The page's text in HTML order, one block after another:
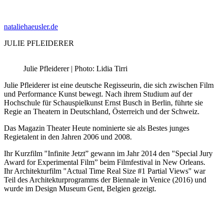
nataliehaeusler.de
JULIE PFLEIDERER
Julie Pfleiderer | Photo: Lidia Tirri
Julie Pfleiderer ist eine deutsche Regisseurin, die sich zwischen Film
und Performance Kunst bewegt. Nach ihrem Studium auf der
Hochschule für Schauspielkunst Ernst Busch in Berlin, führte sie
Regie an Theatern in Deutschland, Österreich und der Schweiz.
Das Magazin Theater Heute nominierte sie als Bestes junges
Regietalent in den Jahren 2006 und 2008.
Ihr Kurzfilm "Infinite Jetzt” gewann im Jahr 2014 den "Special Jury
Award for Experimental Film” beim Filmfestival in New Orleans.
Ihr Architekturfilm "Actual Time Real Size #1 Partial Views" war
Teil des Architekturprogramms der Biennale in Venice (2016) und
wurde im Design Museum Gent, Belgien gezeigt.